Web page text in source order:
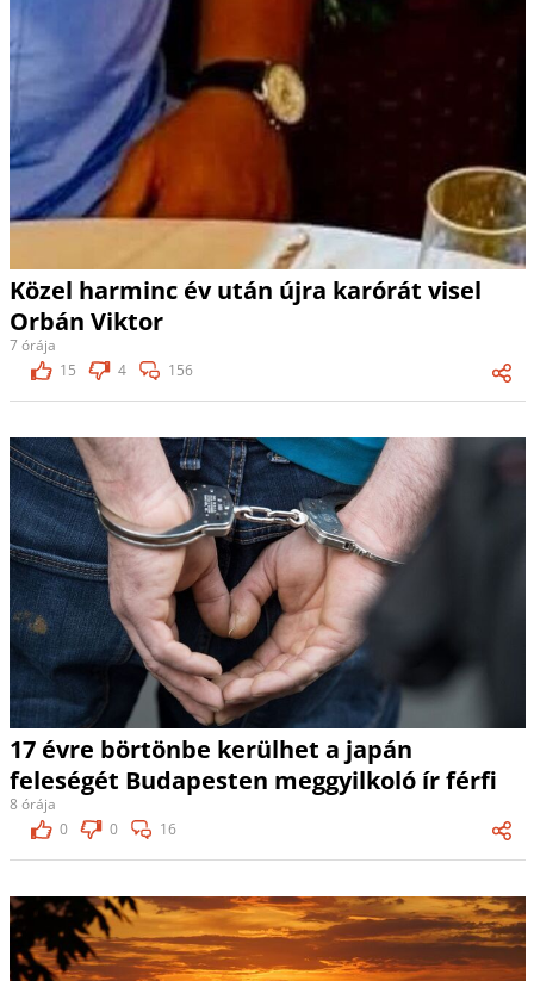
Közel harminc év után újra karórát visel
Orbán Viktor
7 órája
15
4 156
17 évre börtönbe kerülhet a japán
feleségét Budapesten meggyilkoló ír férfi
8 órája
0
0 16